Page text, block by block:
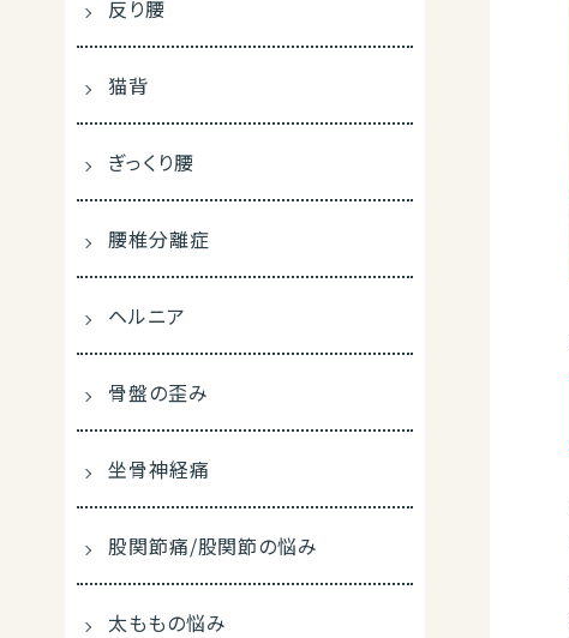
反り腰
猫背
ぎっくり腰
腰椎分離症
ヘルニア
骨盤の歪み
坐骨神経痛
股関節痛/股関節の悩み
太ももの悩み